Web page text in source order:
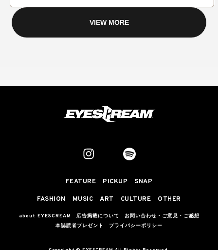
VIEW MORE
FEATURE PICKUP SNAP
FASHION MUSIC ART CULTURE OTHER
about EYESCREAM 広告掲載について
お問い合わせ・ご意見・ご感想
本誌読者プレゼント
プライバシーポリシー